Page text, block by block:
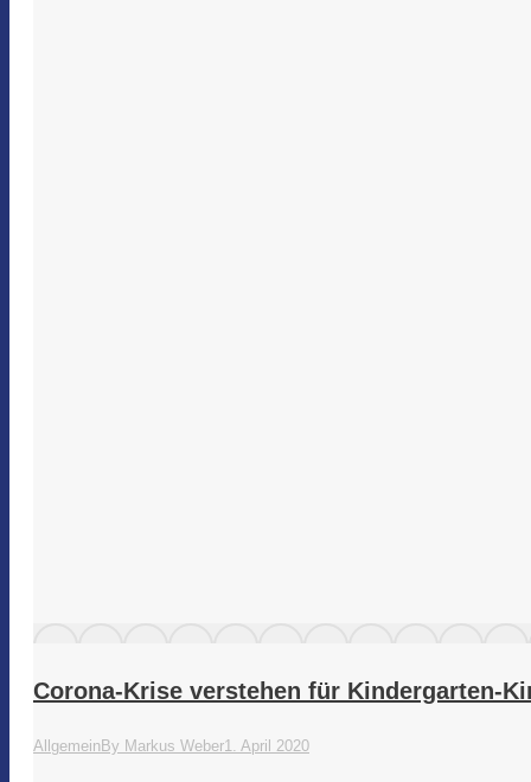
Corona-Krise verstehen für Kindergarten-
AllgemeinBy Markus Weber1. April 2020